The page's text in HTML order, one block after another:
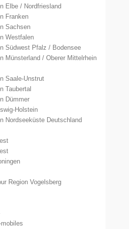
Elbe / Nordfriesland
Franken
Sachsen
Westfalen
Südwest Pfalz / Bodensee
Münsterland / Oberer Mittelrhein
Saale-Unstrut
Taubertal
Dümmer
Holstein
Nordseeküste Deutschland
Region Vogelsberg